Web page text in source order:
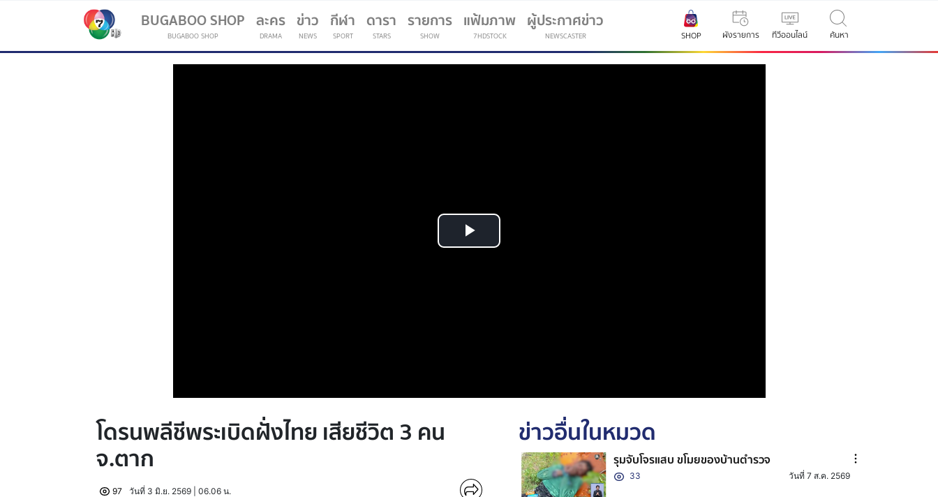
BUGABOO SHOP
BUGABOO SHOP
ละคร
DRAMA
ข่าว
NEWS
กีฬา
SPORT
(current)
ดารา
STARS
รายการ
SHOW
แฟ้มภาพ
7HDSTOCK
ผู้ประกาศข่าว
NEWSCASTER SHOP ผังรายการ ทีวีออนไลน์ ค้นหา
Play
โดรนพลีชีพระเบิดฝั่งไทย เสียชีวิต 3 คน
จ.ตาก
97
วันที่ 3 มิ.ย. 2569 | 06.06 น.
ข่าวอื่นในหมวด
รุมจับโจรแสบ ขโมยของบ้านตำรวจ
33 วันที่ 7 ส.ค. 2569